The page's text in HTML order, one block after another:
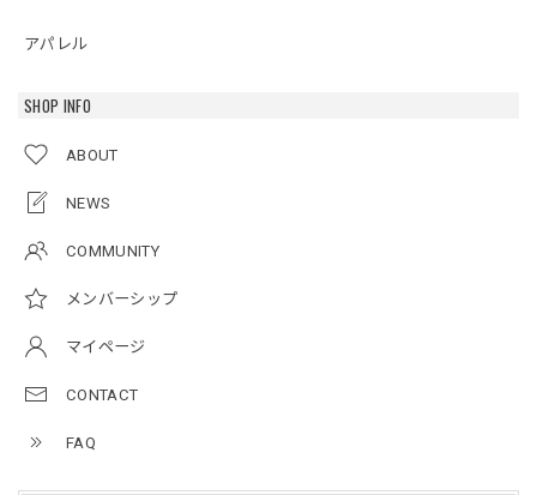
アパレル
SHOP INFO
ABOUT
NEWS
COMMUNITY
メンバーシップ
マイページ
CONTACT
FAQ